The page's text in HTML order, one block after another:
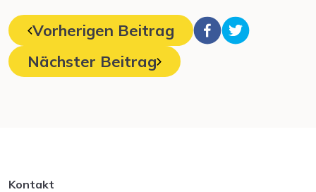
Vorherigen Beitrag
Nächster Beitrag
Kontakt